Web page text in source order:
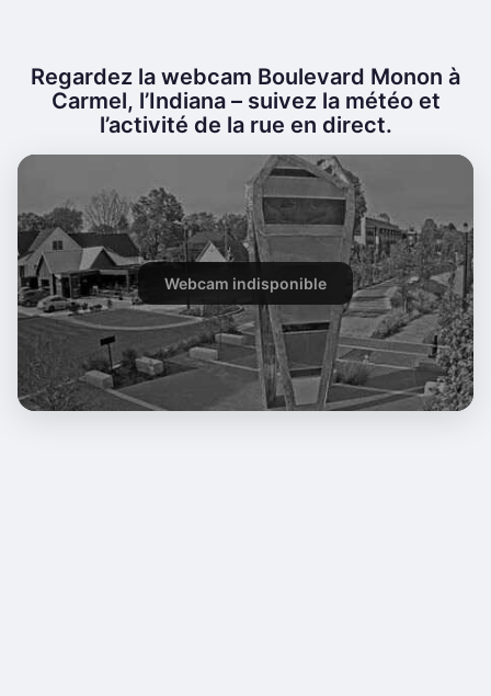
Regardez la webcam Boulevard Monon à
Carmel, l’Indiana – suivez la météo et
l’activité de la rue en direct.
Webcam indisponible